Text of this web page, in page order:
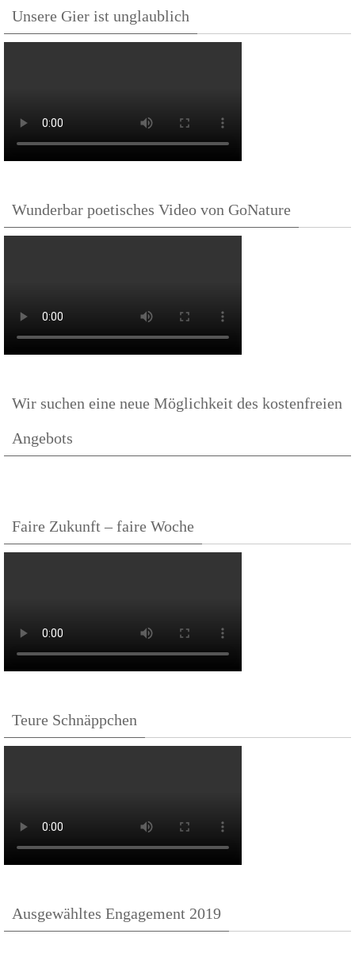
Unsere Gier ist unglaublich
Wunderbar poetisches Video von GoNature
Wir suchen eine neue Möglichkeit des kostenfreien
Angebots
Faire Zukunft – faire Woche
Teure Schnäppchen
Ausgewähltes Engagement 2019